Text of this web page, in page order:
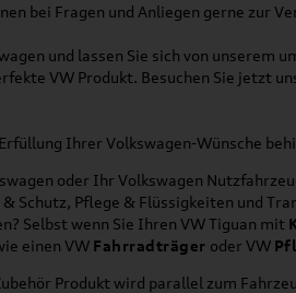
bei Fragen und Anliegen gerne zur
und lassen Sie sich von
VW Produkt. Besuchen Sie jetzt
Ihrer Volkswagen-Wünsche
oder Ihr Volkswagen
Schutz, Pflege & Flüssigkeiten und
Selbst wenn Sie Ihren VW Tiguan mit
einen VW Fahrradträger oder VW
Produkt wird parallel zum